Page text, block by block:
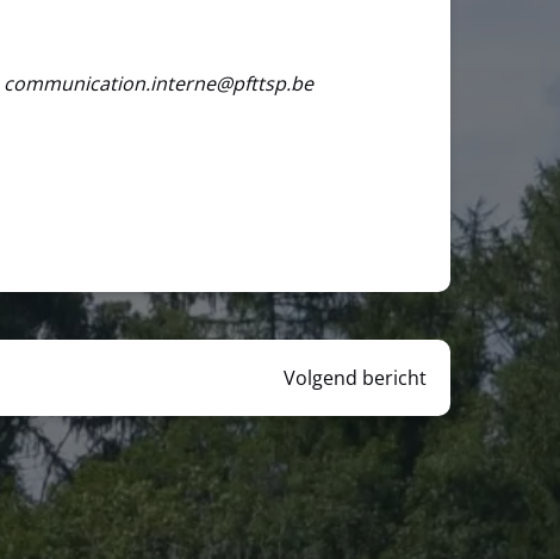
communication.interne@pfttsp.be
Volgend bericht